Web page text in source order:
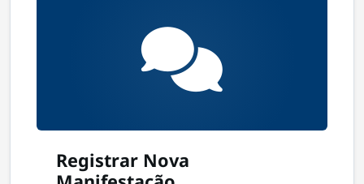
Registrar Nova